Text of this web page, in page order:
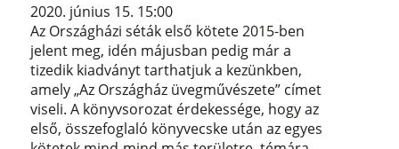
2020. június 15. 15:00
Az Országházi séták első kötete 2015-ben
jelent meg, idén májusban pedig már a
tizedik kiadványt tarthatjuk a kezünkben,
amely „Az Országház üvegművészete” címet
viseli. A könyvsorozat érdekessége, hogy az
első, összefoglaló könyvecske után az egyes